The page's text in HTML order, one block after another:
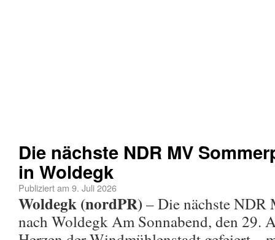
Die nächste NDR MV
in Woldegk
Publiziert am 9. Juli 2026
Woldegk (nordPR)– Die nächste NDR
nach Woldegk Am Sonnabend, den 29.